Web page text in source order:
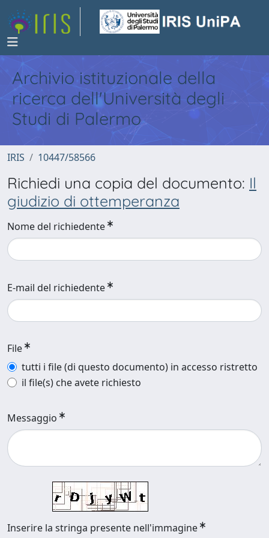
Archivio istituzionale della
ricerca dell'Università degli
Studi di Palermo
IRIS 10447/58566
Richiedi una copia del documento: Il
giudizio di ottemperanza
Nome del richiedente
E-mail del richiedente
File
tutti i file (di questo documento) in accesso ristretto
il file(s) che avete richiesto
Messaggio
Inserire la stringa presente nell'immagine